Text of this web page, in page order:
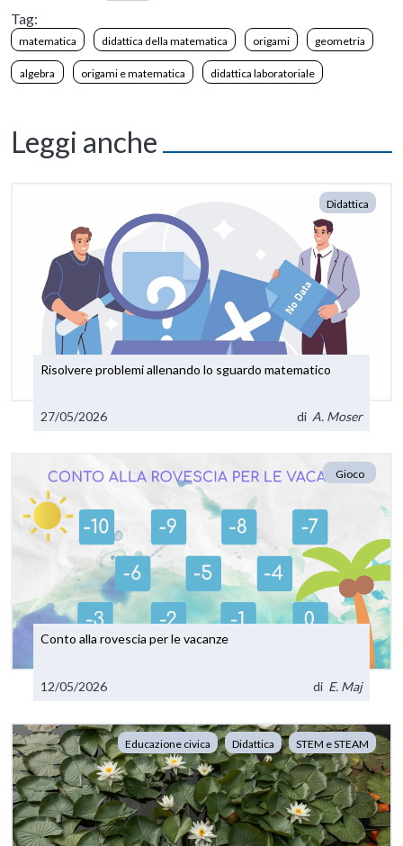
Tag:
matematica didattica della matematica origami geometria
algebra origami e matematica didattica laboratoriale
Leggi anche
Didattica
Risolvere problemi allenando lo sguardo matematico
27/05/2026 di A. Moser
Gioco
Conto alla rovescia per le vacanze
12/05/2026 di E. Maj
Educazione civica Didattica STEM e STEAM